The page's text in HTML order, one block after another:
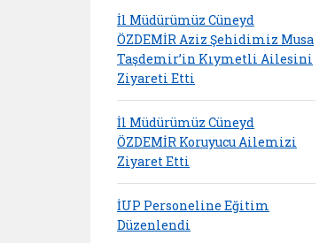
İl Müdürümüz Cüneyd
ÖZDEMİR Aziz Şehidimiz Musa
Taşdemir’in Kıymetli Ailesini
Ziyareti Etti
İl Müdürümüz Cüneyd
ÖZDEMİR Koruyucu Ailemizi
Ziyaret Etti
İUP Personeline Eğitim
Düzenlendi